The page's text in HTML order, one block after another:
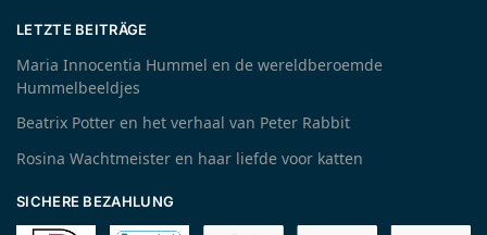
LETZTE BEITRÄGE
Maria Innocentia Hummel en de wereldberoemde
Hummelbeeldjes
Beatrix Potter en het verhaal van Peter Rabbit
Rosina Wachtmeister en haar liefde voor katten
SICHERE BEZAHLUNG